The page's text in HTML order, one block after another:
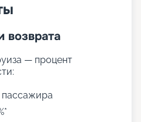
возврата
— процент